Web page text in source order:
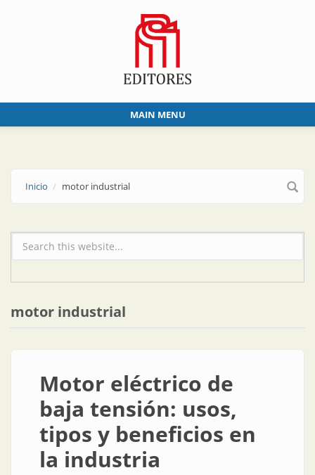
MAIN MENU
Inicio motor industrial
Formulario de búsqueda
motor industrial
Motor eléctrico de
baja tensión: usos,
tipos y beneficios en
la industria